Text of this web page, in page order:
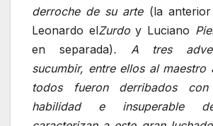
derroche de su arte (la
Leonardo elZurdoy Luciano
en separada). A tres
sucumbir, entre ellos al maestro
todos fueron derribados
habilidad e insuperable